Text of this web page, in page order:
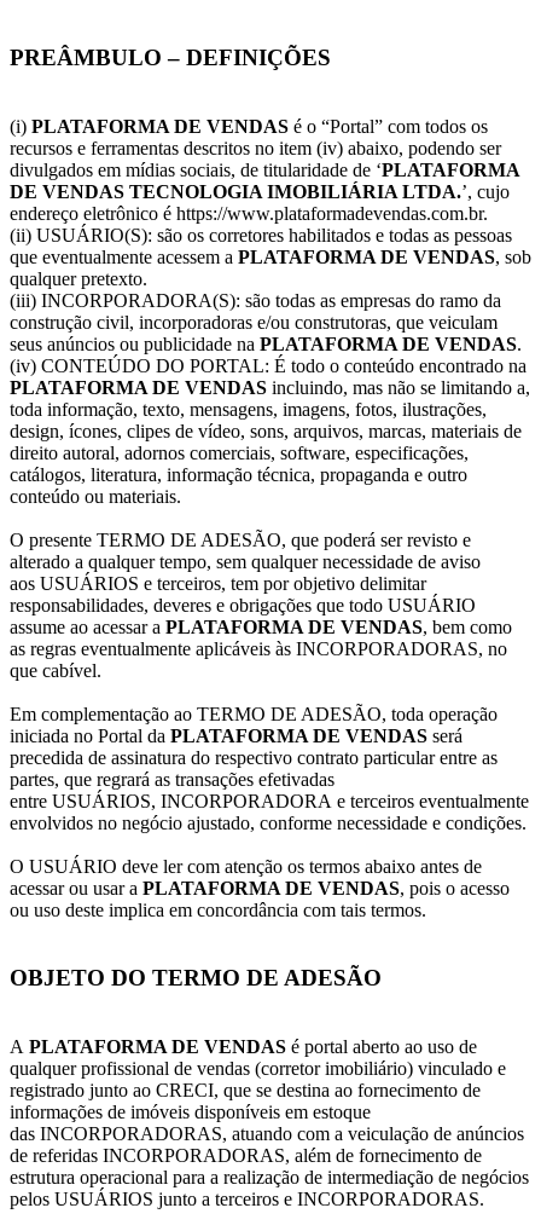
PREÂMBULO – DEFINIÇÕES
(i) PLATAFORMA DE VENDAS é o “Portal” com todos os
recursos e ferramentas descritos no item (iv) abaixo, podendo ser
divulgados em mídias sociais, de titularidade de ‘PLATAFORMA
DE VENDAS TECNOLOGIA IMOBILIÁRIA LTDA.’, cujo
endereço eletrônico é https://www.plataformadevendas.com.br.
(ii) USUÁRIO(S): são os corretores habilitados e todas as pessoas
que eventualmente acessem a PLATAFORMA DE VENDAS, sob
qualquer pretexto.
(iii) INCORPORADORA(S): são todas as empresas do ramo da
construção civil, incorporadoras e/ou construtoras, que veiculam
seus anúncios ou publicidade na PLATAFORMA DE VENDAS.
(iv) CONTEÚDO DO PORTAL: É todo o conteúdo encontrado na
PLATAFORMA DE VENDAS incluindo, mas não se limitando a,
toda informação, texto, mensagens, imagens, fotos, ilustrações,
design, ícones, clipes de vídeo, sons, arquivos, marcas, materiais de
direito autoral, adornos comerciais, software, especificações,
catálogos, literatura, informação técnica, propaganda e outro
conteúdo ou materiais.
O presente TERMO DE ADESÃO, que poderá ser revisto e
alterado a qualquer tempo, sem qualquer necessidade de aviso
aos USUÁRIOS e terceiros, tem por objetivo delimitar
responsabilidades, deveres e obrigações que todo USUÁRIO
assume ao acessar a PLATAFORMA DE VENDAS, bem como
as regras eventualmente aplicáveis às INCORPORADORAS, no
que cabível.
Em complementação ao TERMO DE ADESÃO, toda operação
iniciada no Portal da PLATAFORMA DE VENDAS será
precedida de assinatura do respectivo contrato particular entre as
partes, que regrará as transações efetivadas
entre USUÁRIOS, INCORPORADORA e terceiros eventualmente
envolvidos no negócio ajustado, conforme necessidade e condições.
O USUÁRIO deve ler com atenção os termos abaixo antes de
acessar ou usar a PLATAFORMA DE VENDAS, pois o acesso
ou uso deste implica em concordância com tais termos.
OBJETO DO TERMO DE ADESÃO
A PLATAFORMA DE VENDAS é portal aberto ao uso de
qualquer profissional de vendas (corretor imobiliário) vinculado e
registrado junto ao CRECI, que se destina ao fornecimento de
informações de imóveis disponíveis em estoque
das INCORPORADORAS, atuando com a veiculação de anúncios
de referidas INCORPORADORAS, além de fornecimento de
estrutura operacional para a realização de intermediação de negócios
pelos USUÁRIOS junto a terceiros e INCORPORADORAS.